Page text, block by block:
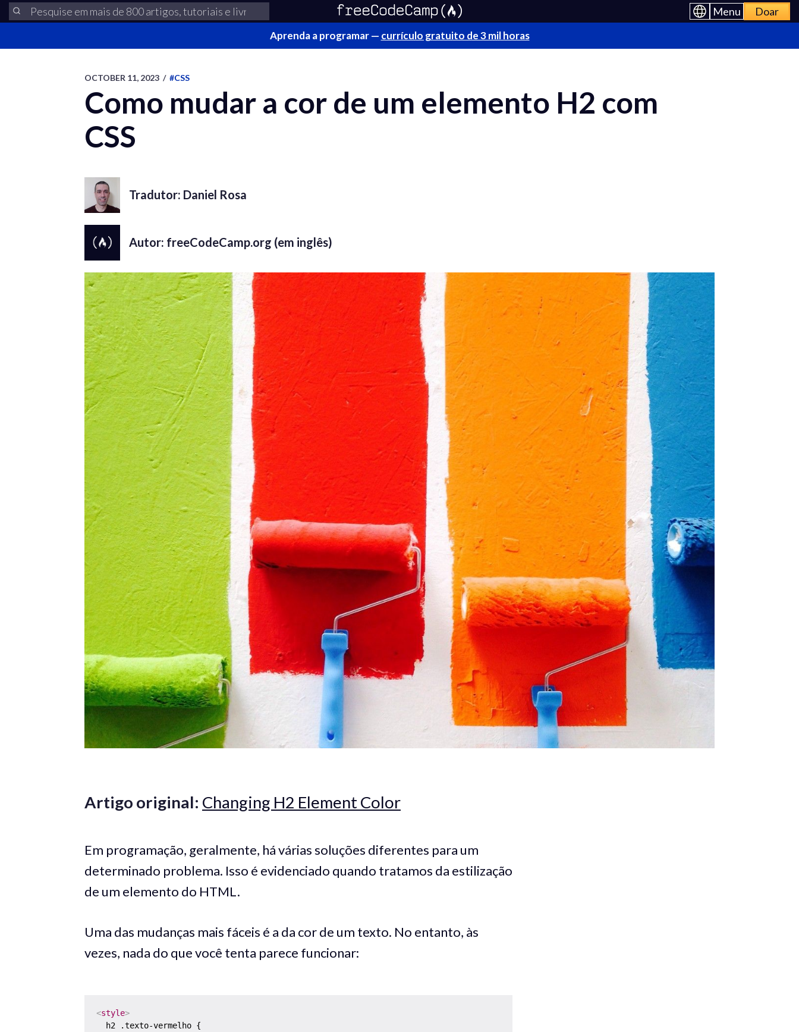
Menu Doar
Aprenda a programar — currículo gratuito de 3 mil horas
OCTOBER 11, 2023 / #CSS
Como mudar a cor de um elemento H2 com
CSS
Tradutor: Daniel Rosa
Autor: freeCodeCamp.org (em inglês)
Artigo original: Changing H2 Element Color
Em programação, geralmente, há várias soluções diferentes para um
determinado problema. Isso é evidenciado quando tratamos da estilização
de um elemento do HTML.
Uma das mudanças mais fáceis é a da cor de um texto. No entanto, às
vezes, nada do que você tenta parece funcionar:
<style>
  h2 .texto-vermelho {